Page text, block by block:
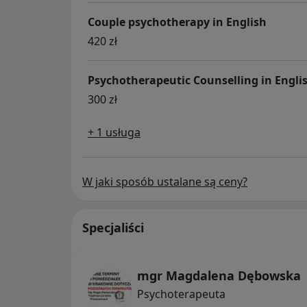
Couple psychotherapy in English
420 zł
Psychotherapeutic Counselling in
300 zł
+ 1 usługa
W jaki sposób ustalane są ceny?
Specjaliści
mgr Magdalena Dębowska
Psychoterapeuta